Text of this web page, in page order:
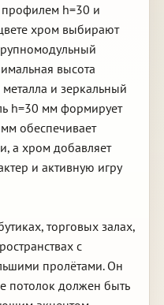
профилем h=30 и
хром выбирают
высота
и зеркальный
h=30 мм формирует
обеспечивает
а хром добавляет
и активную игру
торговых залах,
с
пролётами. Он
потолок должен быть